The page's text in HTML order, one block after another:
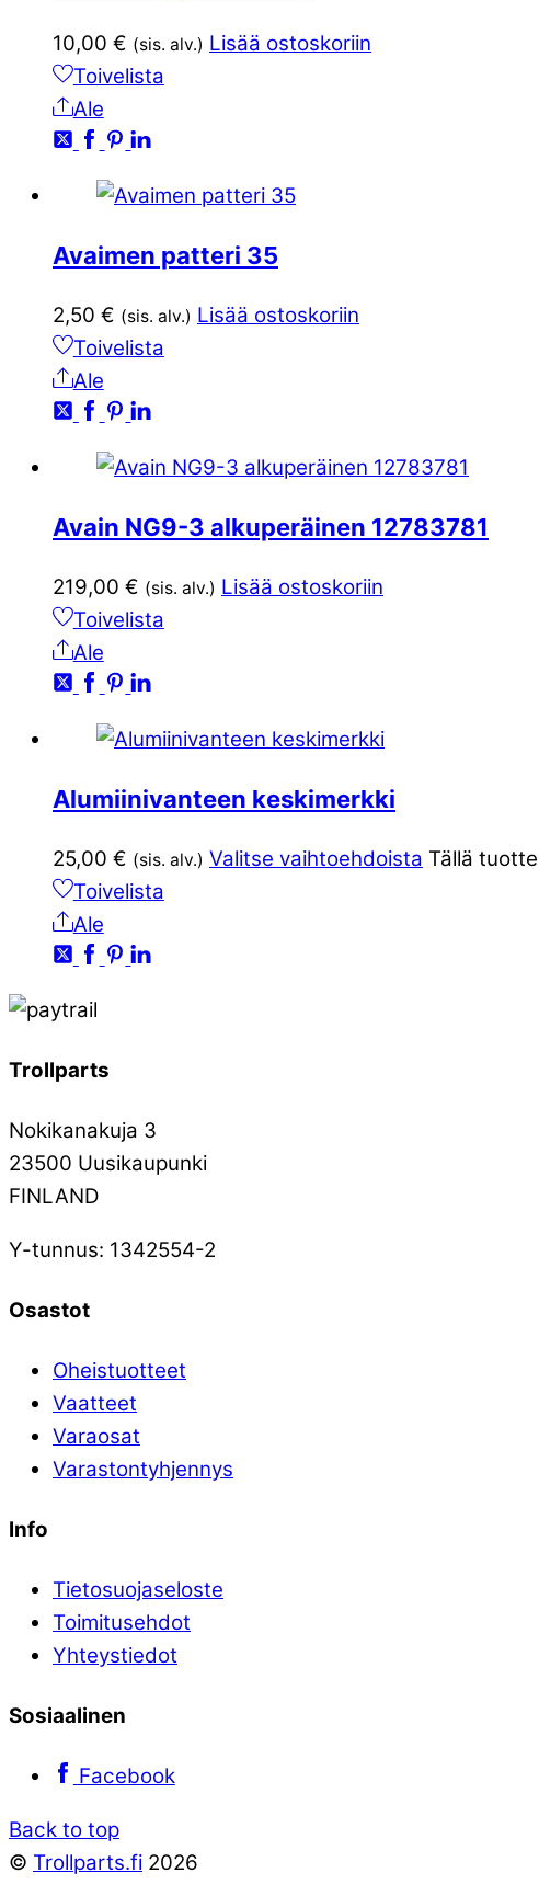
10,00 € (sis. alv.) Lisää ostoskoriin
Toivelista
Ale
Avaimen patteri 35
2,50 € (sis. alv.) Lisää ostoskoriin
Toivelista
Ale
Avain NG9-3 alkuperäinen 12783781
219,00 € (sis. alv.) Lisää ostoskoriin
Toivelista
Ale
Alumiinivanteen keskimerkki
25,00 € (sis. alv.) Valitse vaihtoehdoista Tällä
Toivelista
Ale
Trollparts
Nokikanakuja 3
23500 Uusikaupunki
FINLAND
Y-tunnus: 1342554-2
Osastot
Oheistuotteet
Vaatteet
Varaosat
Varastontyhjennys
Info
Tietosuojaseloste
Toimitusehdot
Yhteystiedot
Sosiaalinen
Facebook
Back to top
© Trollparts.fi 2026